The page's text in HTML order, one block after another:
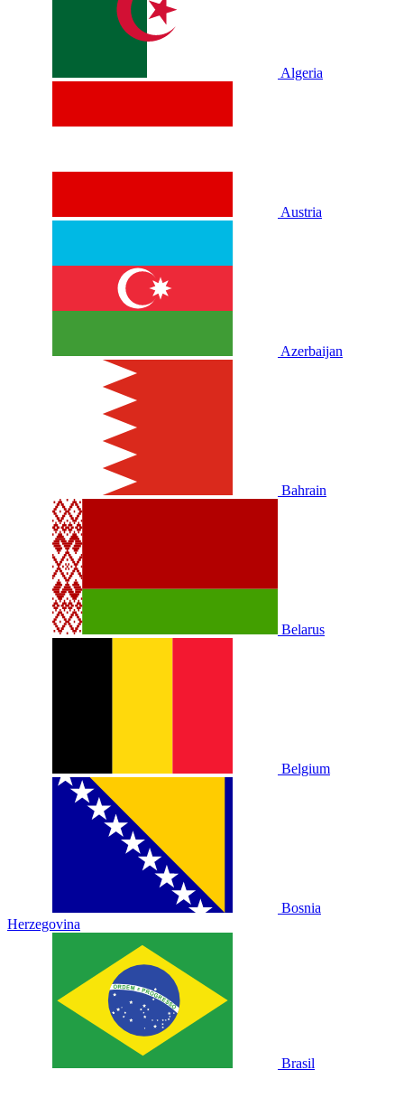
Algeria
Austria
Azerbaijan
Bahrain
Belarus
Belgium
Bosnia
Herzegovina
Brasil